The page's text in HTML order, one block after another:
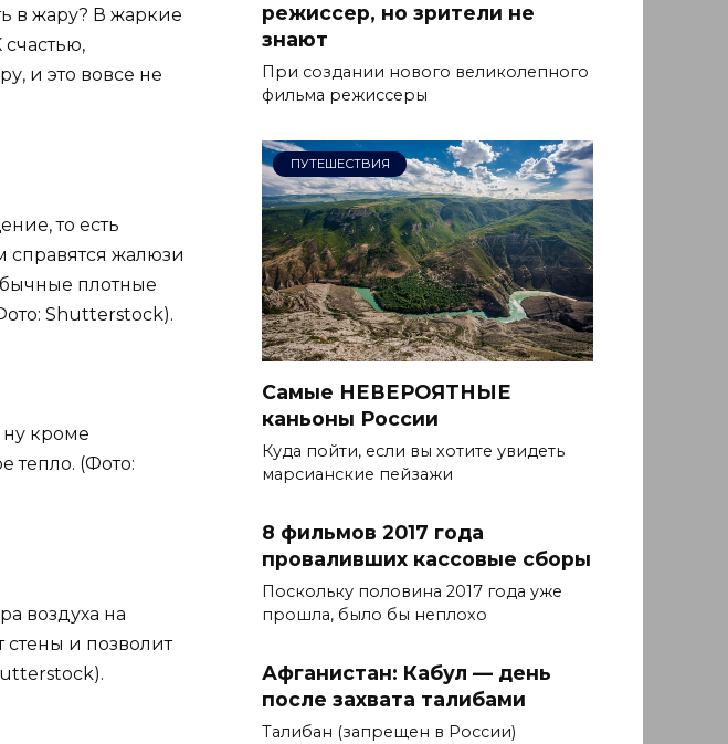
в жару? В жаркие
и это вовсе не
то есть
справятся жалюзи
плотные
Shutterstock).
ну кроме
тепло. (Фото:
воздуха на
стены и позволит
режиссер, но зрители не
знают
При создании нового великолепного
фильма режиссеры
ПУТЕШЕСТВИЯ
Самые НЕВЕРОЯТНЫЕ
каньоны России
Куда пойти, если вы хотите увидеть
марсианские пейзажи
8 фильмов 2017 года
проваливших кассовые сборы
Поскольку половина 2017 года уже
прошла, было бы неплохо
Афганистан: Кабул — день
после захвата талибами
Талибан (запрещен в России)